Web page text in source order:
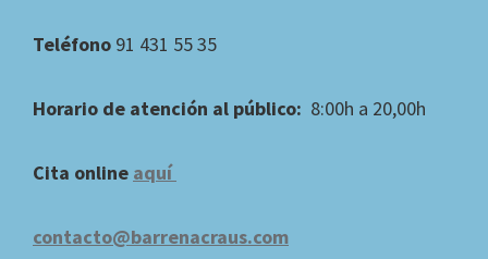
Teléfono 91 431 55 35
Horario de atención al público: 8:00h a 20,00h
Cita online aquí
contacto@barrenacraus.com